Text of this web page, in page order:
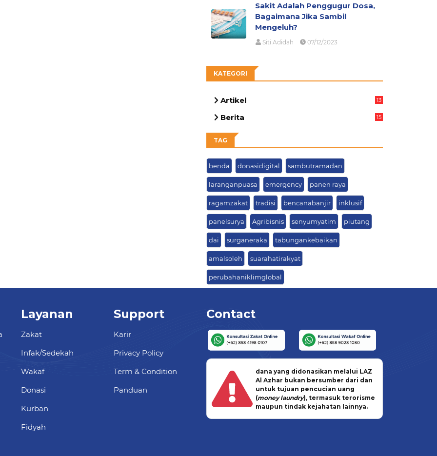
Sakit Adalah Penggugur Dosa,
Bagaimana Jika Sambil
Mengeluh?
Siti Adidah 07/12/2023
KATEGORI
Artikel
13
Berita
15
TAG
benda donasidigital sambutramadan
laranganpuasa emergency panen raya
ragamzakat tradisi bencanabanjir inklusif
panelsurya Agribisnis senyumyatim piutang
dai surganeraka tabungankebaikan
amalsoleh suarahatirakyat
perubahaniklimglobal
Layanan
Zakat
Infak/Sedekah
Wakaf
Donasi
Kurban
Fidyah
Support
Karir
Privacy Policy
Term & Condition
Panduan
Contact
dana yang didonasikan melalui LAZ
Al Azhar bukan bersumber dari dan
untuk tujuan pencucian uang
(money laundry), termasuk terorisme
maupun tindak kejahatan lainnya.